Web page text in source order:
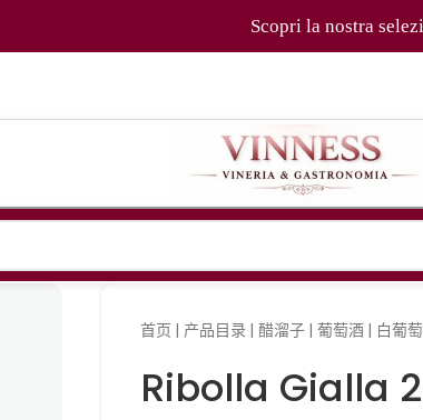
Scopri la nostra
首页 | 产品目录 | 醋溜子| 葡萄酒| 白葡
Ribolla Gialla